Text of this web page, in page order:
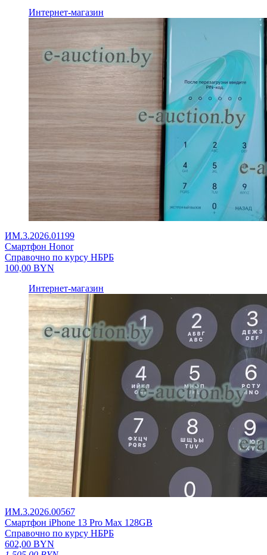
Интернет-магазин
ИМ.3.2026.01199
Смартфон Honor
Справочно по курсу НБРБ
100,00 BYN
Интернет-магазин
ИМ.3.2026.00567
Смартфон iPhone 13 Pro Max 128GB
Справочно по курсу НБРБ
602,00 BYN